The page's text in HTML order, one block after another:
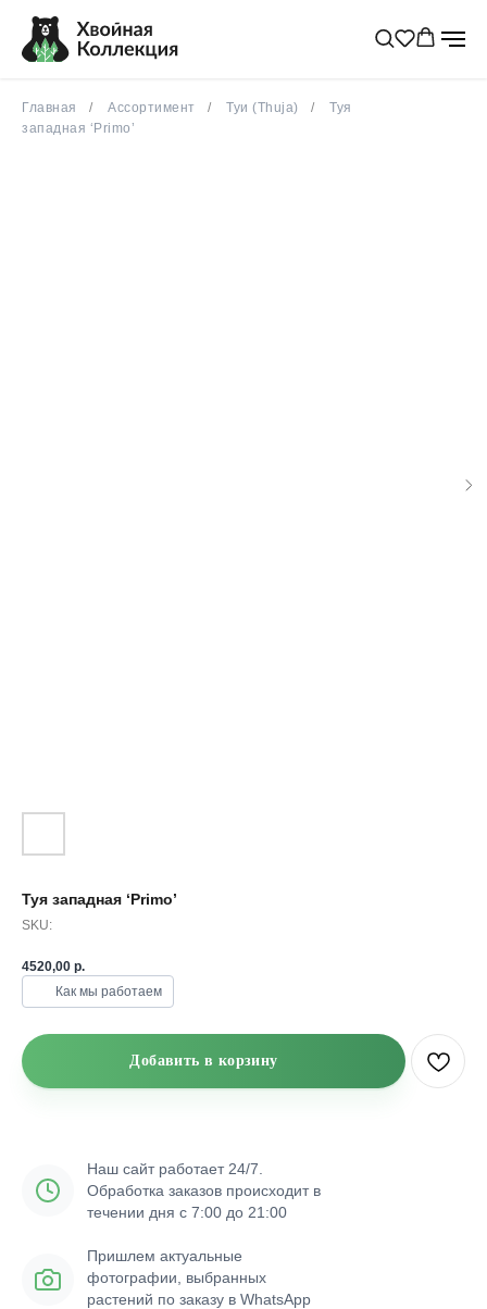
Главная Ассортимент Туи (Thuja)
Туя
западная ‘Primo’
весна 2026 новинка
Туя западная ‘Primo’
SKU:
4520,00 р.
Как мы работаем
Добавить в корзину
Наш сайт работает 24/7.
Обработка заказов происходит в
течении дня с 7:00 до 21:00
Пришлем актуальные
фотографии, выбранных
растений по заказу в WhatsApp